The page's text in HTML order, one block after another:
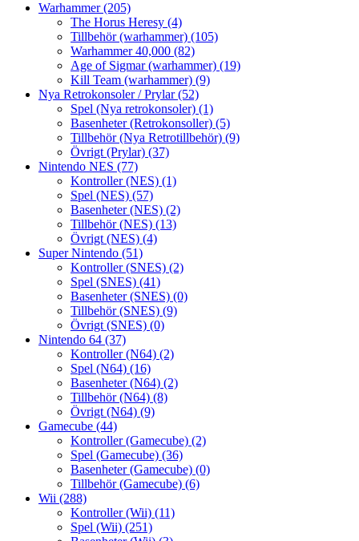
Warhammer(205)
The Horus Heresy (4)
Tillbehör (warhammer) (105)
Warhammer 40,000 (82)
Age of Sigmar (warhammer) (19)
Kill Team (warhammer) (9)
Nya Retrokonsoler / Prylar(52)
Spel (Nya retrokonsoler) (1)
Basenheter (Retrokonsoller) (5)
Tillbehör (Nya Retrotillbehör) (9)
Övrigt (Prylar) (37)
Nintendo NES (77)
Kontroller (NES) (1)
Spel (NES) (57)
Basenheter (NES) (2)
Tillbehör (NES) (13)
Övrigt (NES) (4)
Super Nintendo (51)
Kontroller (SNES) (2)
Spel (SNES) (41)
Basenheter (SNES) (0)
Tillbehör (SNES) (9)
Övrigt (SNES) (0)
Nintendo 64 (37)
Kontroller (N64) (2)
Spel (N64) (16)
Basenheter (N64) (2)
Tillbehör (N64) (8)
Övrigt (N64) (9)
Gamecube (44)
Kontroller (Gamecube) (2)
Spel (Gamecube) (36)
Basenheter (Gamecube) (0)
Tillbehör (Gamecube) (6)
Wii (288)
Kontroller (Wii) (11)
Spel (Wii) (251)